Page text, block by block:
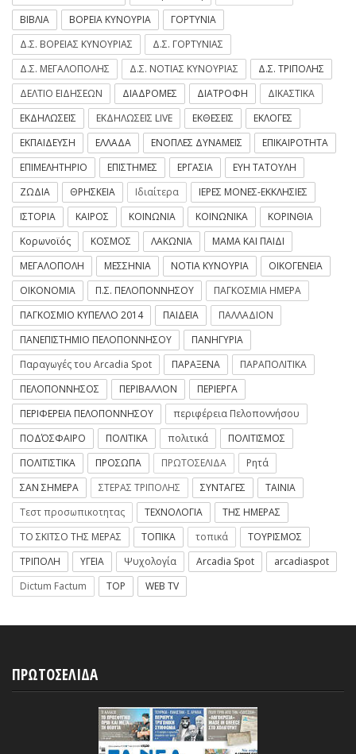
ΒΙΒΛΙΑ
ΒΟΡΕΙΑ ΚΥΝΟΥΡΙΑ
ΓΟΡΤΥΝΙΑ
Δ.Σ. ΒΟΡΕΙΑΣ ΚΥΝΟΥΡΙΑΣ
Δ.Σ. ΓΟΡΤΥΝΙΑΣ
Δ.Σ. ΜΕΓΑΛΟΠΟΛΗΣ
Δ.Σ. ΝΟΤΙΑΣ ΚΥΝΟΥΡΙΑΣ
Δ.Σ. ΤΡΙΠΟΛΗΣ
ΔΕΛΤΙΟ ΕΙΔΗΣΕΩΝ
ΔΙΑΔΡΟΜΕΣ ΔΙΑΤΡΟΦΗ
ΔΙΚΑΣΤΙΚΑ
ΕΚΔΗΛΩΣΕΙΣ
ΕΚΔΗΛΩΣΕΙΣ LIVE ΕΚΘΕΣΕΙΣ
ΕΚΛΟΓΕΣ
ΕΚΠΑΙΔΕΥΣΗ
ΕΛΛΑΔΑ ΕΝΟΠΛΕΣ ΔΥΝΑΜΕΙΣ
ΕΠΙΚΑΙΡΟΤΗΤΑ
ΕΠΙΜΕΛΗΤΗΡΙΟ
ΕΠΙΣΤΗΜΕΣ ΕΡΓΑΣΙΑ
ΕΥΗ ΤΑΤΟΥΛΗ
ΖΩΔΙΑ
ΘΡΗΣΚΕΙΑ Ιδιαίτερα
ΙΕΡΕΣ ΜΟΝΕΣ-ΕΚΚΛΗΣΙΕΣ
ΙΣΤΟΡΙΑ
ΚΑΙΡΟΣ ΚΟΙΝΩΝΙΑ ΚΟΙΝΩΝΙΚΑ
ΚΟΡΙΝΘΙΑ
Κορωνοϊός
ΚΟΣΜΟΣ ΛΑΚΩΝΙΑ
ΜΑΜΑ ΚΑΙ ΠΑΙΔΙ
ΜΕΓΑΛΟΠΟΛΗ
ΜΕΣΣΗΝΙΑ ΝΟΤΙΑ ΚΥΝΟΥΡΙΑ
ΟΙΚΟΓΕΝΕΙΑ
ΟΙΚΟΝΟΜΙΑ
Π.Σ. ΠΕΛΟΠΟΝΝΗΣΟΥ
ΠΑΓΚΟΣΜΙΑ ΗΜΕΡΑ
ΠΑΓΚΟΣΜΙΟ ΚΥΠΕΛΛΟ 2014
ΠΑΙΔΕΙΑ
ΠΑΛΛΑΔΙΟΝ
ΠΑΝΕΠΙΣΤΗΜΙΟ ΠΕΛΟΠΟΝΝΗΣΟΥ
ΠΑΝΗΓΥΡΙΑ
Παραγωγές του Arcadia Spot
ΠΑΡΑΞΕΝΑ
ΠΑΡΑΠΟΛΙΤΙΚΑ
ΠΕΛΟΠΟΝΝΗΣΟΣ
ΠΕΡΙΒΑΛΛΟΝ
ΠΕΡΙΕΡΓΑ
ΠΕΡΙΦΕΡΕΙΑ ΠΕΛΟΠΟΝΝΗΣΟΥ
περιφέρεια Πελοποννήσου
ΠΟΔΌΣΦΑΙΡΟ
ΠΟΛΙΤΙΚΑ πολιτικά
ΠΟΛΙΤΙΣΜΟΣ
ΠΟΛΙΤΙΣΤΙΚΑ
ΠΡΟΣΩΠΑ ΠΡΩΤΟΣΕΛΙΔΑ
Ρητά
ΣΑΝ ΣΗΜΕΡΑ
ΣΤΕΡΑΣ ΤΡΙΠΟΛΗΣ ΣΥΝΤΑΓΕΣ
ΤΑΙΝΙΑ
Τεστ προσωπικοτητας
ΤΕΧΝΟΛΟΓΙΑ
ΤΗΣ ΗΜΕΡΑΣ
ΤΟ ΣΚΙΤΣΟ ΤΗΣ ΜΕΡΑΣ
ΤΟΠΙΚΑ τοπικά
ΤΟΥΡΙΣΜΟΣ
ΤΡΙΠΟΛΗ
ΥΓΕΙΑ Ψυχολογία Arcadia Spot
arcadiaspot
Dictum Factum
TOP WEB TV
ΠΡΩΤΟΣΕΛΙΔΑ